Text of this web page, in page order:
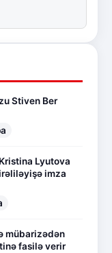
Stiven Ber
Lyutova
imza
mübarizədən
fasilə verir